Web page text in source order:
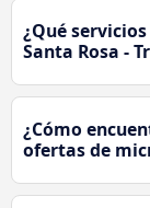
¿Qué
Santa Rosa -
¿Cómo
ofertas de